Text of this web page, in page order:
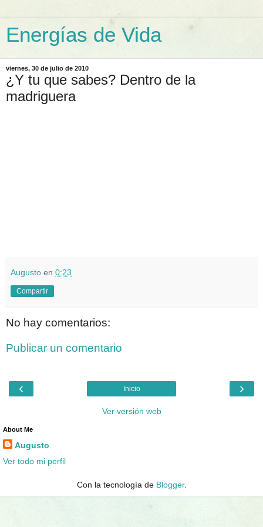
Energías de Vida
viernes, 30 de julio de 2010
¿Y tu que sabes? Dentro de la
madriguera
Augusto en 0:23
Compartir
No hay comentarios:
Publicar un comentario
‹ ›
Inicio
Ver versión web
About Me
Augusto
Ver todo mi perfil
Con la tecnología de Blogger.